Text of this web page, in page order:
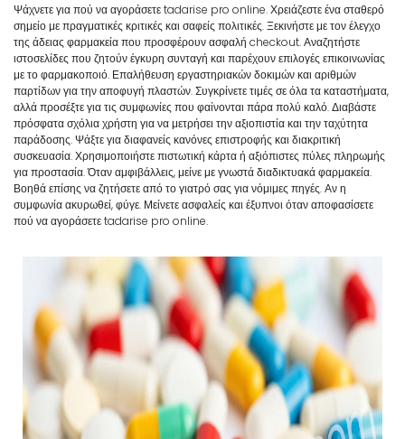
Ψάχνετε για πού να αγοράσετε tadarise pro online. Χρειάζεστε ένα σταθερό
σημείο με πραγματικές κριτικές και σαφείς πολιτικές. Ξεκινήστε με τον έλεγχο
της άδειας φαρμακεία που προσφέρουν ασφαλή checkout. Αναζητήστε
ιστοσελίδες που ζητούν έγκυρη συνταγή και παρέχουν επιλογές επικοινωνίας
με το φαρμακοποιό. Επαλήθευση εργαστηριακών δοκιμών και αριθμών
παρτίδων για την αποφυγή πλαστών. Συγκρίνετε τιμές σε όλα τα καταστήματα,
αλλά προσέξτε για τις συμφωνίες που φαίνονται πάρα πολύ καλό. Διαβάστε
πρόσφατα σχόλια χρήστη για να μετρήσει την αξιοπιστία και την ταχύτητα
παράδοσης. Ψάξτε για διαφανείς κανόνες επιστροφής και διακριτική
συσκευασία. Χρησιμοποιήστε πιστωτική κάρτα ή αξιόπιστες πύλες πληρωμής
για προστασία. Όταν αμφιβάλλεις, μείνε με γνωστά διαδικτυακά φαρμακεία.
Βοηθά επίσης να ζητήσετε από το γιατρό σας για νόμιμες πηγές. Αν η
συμφωνία ακυρωθεί, φύγε. Μείνετε ασφαλείς και έξυπνοι όταν αποφασίσετε
πού να αγοράσετε tadarise pro online.